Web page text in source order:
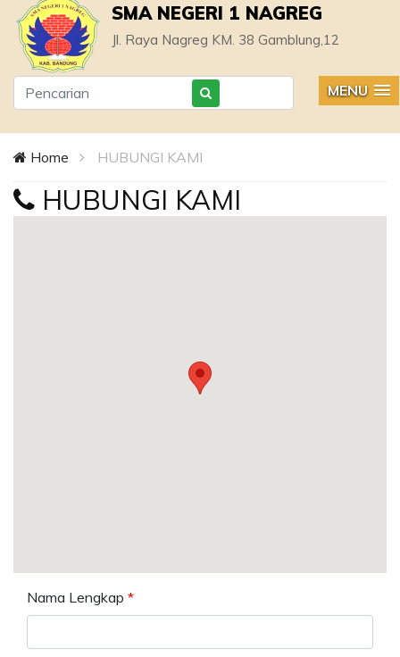
SMA NEGERI 1 NAGREG
Jl. Raya Nagreg KM. 38 Gamblung,12
MENU
Home HUBUNGI KAMI
HUBUNGI KAMI
Nama Lengkap *